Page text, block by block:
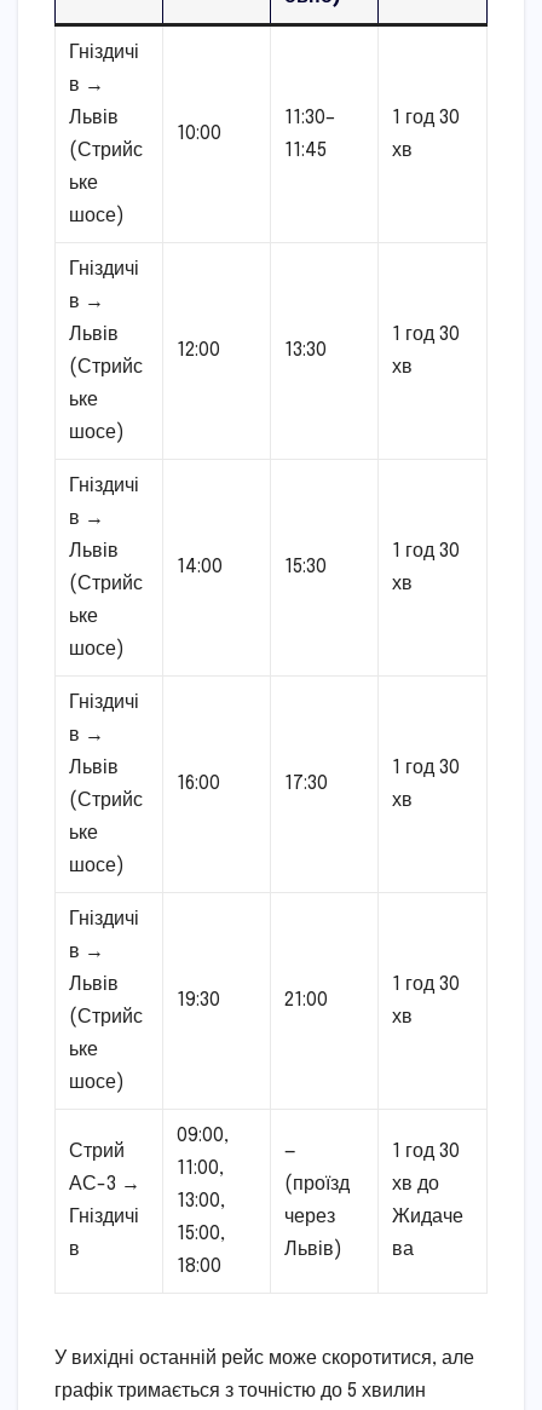
Гніздичі
в →
Львів
(Стрийс
ьке
шосе)
10:00
11:30–
11:45
1 год 30
хв
Гніздичі
в →
Львів
(Стрийс
ьке
шосе)
12:00 13:30
1 год 30
хв
Гніздичі
в →
Львів
(Стрийс
ьке
шосе)
14:00 15:30
1 год 30
хв
Гніздичі
в →
Львів
(Стрийс
ьке
шосе)
16:00 17:30
1 год 30
хв
Гніздичі
в →
Львів
(Стрийс
ьке
шосе)
19:30 21:00
1 год 30
хв
Стрий
АС-3 →
Гніздичі
в
09:00,
11:00,
13:00,
15:00,
18:00
—
(проїзд
через
Львів)
1 год 30
хв до
Жидаче
ва
У вихідні останній рейс може скоротитися, але
графік тримається з точністю до 5 хвилин